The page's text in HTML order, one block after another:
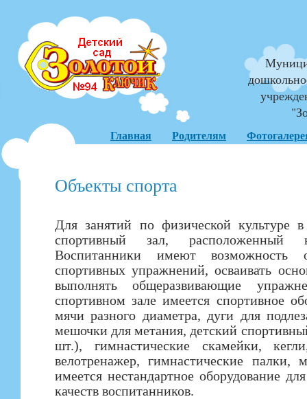
Главная Родителям
Объекты спорта
Для занятий по физической культуре
спортивный зал,
Воспитанники имеют возможность
спортивных упражнений, осваивать
выполнять общеразвивающие
спортивном зале имеется спортивное
мячи разного диаметра, дуги для
мешочки для метания, детский
шт.), гимнастические скамейки,
велотренажер, гимнастические палки,
имеется нестандартное оборудование
качеств воспитанников.